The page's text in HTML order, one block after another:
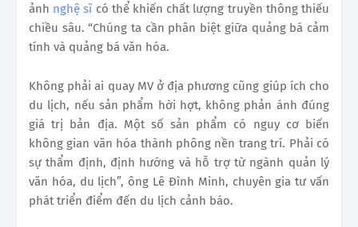
ảnh nghệ sĩcó thể khiến chất lượng truyền thông thiếu
chiều sâu. “Chúng ta cần phân biệt giữa quảng bá cảm
tính và quảng bá văn hóa.
Không phải ai quay MV ở địa phương cũng giúp ích cho
du lịch, nếu sản phẩm hời hợt, không phản ánh đúng
giá trị bản địa. Một số sản phẩm có nguy cơ biến
không gian văn hóa thành phông nền trang trí. Phải có
sự thẩm định, định hướng và hỗ trợ từ ngành quản lý
văn hóa, du lịch”, ông Lê Đình Minh, chuyên gia tư vấn
phát triển điểm đến du lịch cảnh báo.